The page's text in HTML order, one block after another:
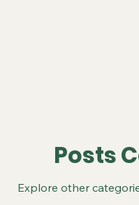
Posts
Explore other